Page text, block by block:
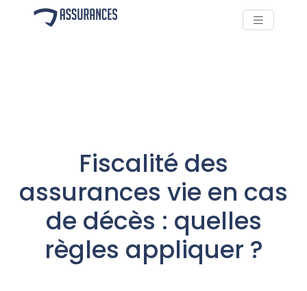
Fiscalité des
assurances vie en cas
de décès : quelles
règles appliquer ?